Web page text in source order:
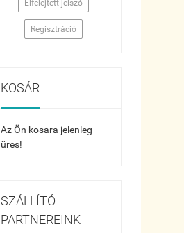
Elfelejtett jelszó
Regisztráció
KOSÁR
Az Ön kosara jelenleg
üres!
SZÁLLÍTÓ
PARTNEREINK